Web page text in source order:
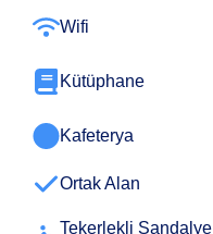
Wifi
Kütüphane
Kafeterya
Ortak Alan
Tekerlekli Sandalye